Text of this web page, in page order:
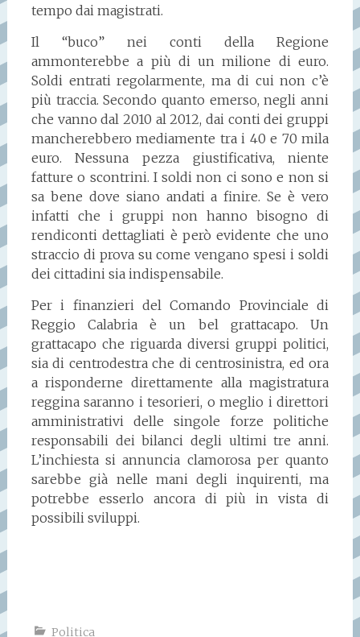
tempo dai magistrati.
Il “buco” nei conti della Regione
ammonterebbe a più di un milione di euro.
Soldi entrati regolarmente, ma di cui non c’è
più traccia. Secondo quanto emerso, negli anni
che vanno dal 2010 al 2012, dai conti dei gruppi
mancherebbero mediamente tra i 40 e 70 mila
euro. Nessuna pezza giustificativa, niente
fatture o scontrini. I soldi non ci sono e non si
sa bene dove siano andati a finire. Se è vero
infatti che i gruppi non hanno bisogno di
rendiconti dettagliati è però evidente che uno
straccio di prova su come vengano spesi i soldi
dei cittadini sia indispensabile.
Per i finanzieri del Comando Provinciale di
Reggio Calabria è un bel grattacapo. Un
grattacapo che riguarda diversi gruppi politici,
sia di centrodestra che di centrosinistra, ed ora
a risponderne direttamente alla magistratura
reggina saranno i tesorieri, o meglio i direttori
amministrativi delle singole forze politiche
responsabili dei bilanci degli ultimi tre anni.
L’inchiesta si annuncia clamorosa per quanto
sarebbe già nelle mani degli inquirenti, ma
potrebbe esserlo ancora di più in vista di
possibili sviluppi.
Politica